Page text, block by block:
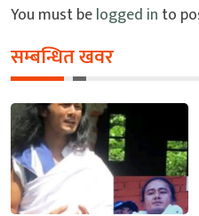
You must belogged in to
सम्बन्धित खवर